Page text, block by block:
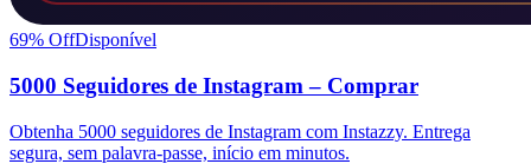
69% OffDisponível
5000 Seguidores de Instagram – Comprar
Obtenha 5000 seguidores de Instagram com Instazzy. Entrega
segura, sem palavra-passe, início em minutos.